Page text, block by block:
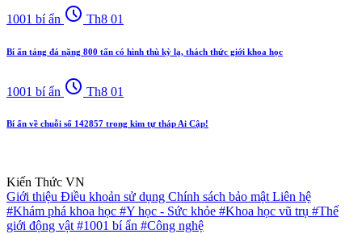
1001 bí ẩn schedule Th8 01
Bí ẩn tảng đá nặng 800 tấn có hình thù kỳ lạ, thách thức giới khoa học
1001 bí ẩn schedule Th8 01
Bí ẩn về chuỗi số 142857 trong kim tự tháp Ai Cập!
Kiến Thức VN
Giới thiệu Điều khoản sử dụng Chính sách bảo mậtLiên hệ
#Khám phá khoa học #Y học - Sức khỏe #Khoa học vũ trụ #Thế
giới động vật#1001 bí ẩn #Công nghệ